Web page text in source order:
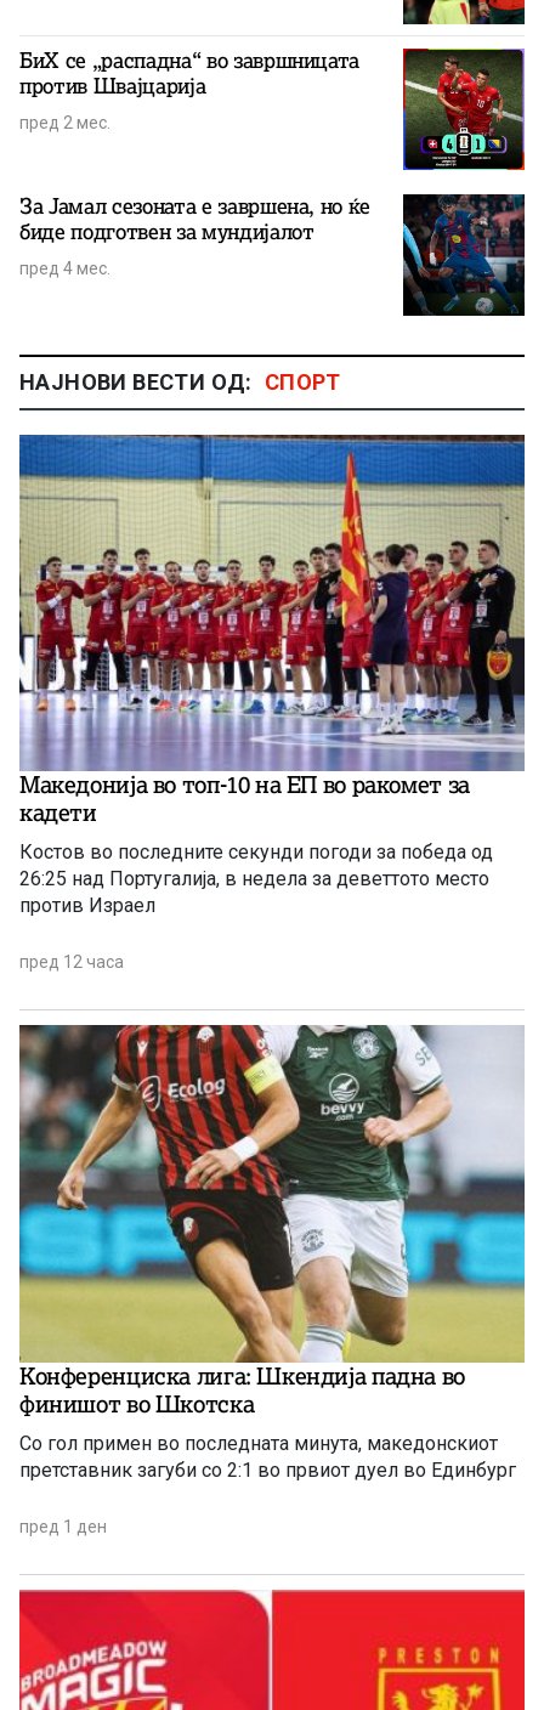
БиХ се „распадна“ во завршницата
против Швајцарија
пред 2 мес.
За Јамал сезоната е завршена, но ќе
биде подготвен за мундијалот
пред 4 мес.
НАЈНОВИ ВЕСТИ ОД: СПОРТ
Македонија во топ-10 на ЕП во ракомет за
кадети
Костов во последните секунди погоди за победа од
26:25 над Португалија, в недела за деветтото место
против Израел
пред 12 часа
Конференциска лига: Шкендија падна во
финишот во Шкотска
Со гол примен во последната минута, македонскиот
претставник загуби со 2:1 во првиот дуел во Единбург
пред 1 ден